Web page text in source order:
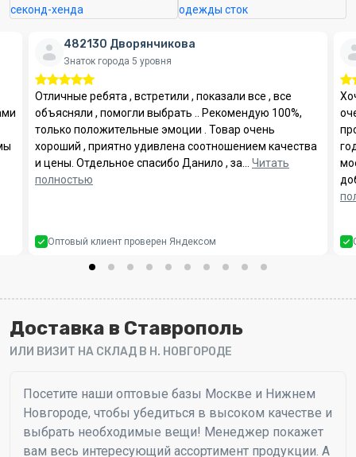
482130 Дворянчикова
Знаток города 5 уровня
Отличные ребята , встретили , показали все , все
объясняли , помогли выбрать .. Рекомендую 100%,
только положительные эмоции . Товар очень
хороший , приятно удивлена соотношением качества
и цены. Отдельное спасибо Данило , за… Читать
полностью
Оптовый клиент проверен Яндексом
Доставка в Ставрополь
ИЛИ ВИЗИТ НА СКЛАД В Н. НОВГОРОДЕ
Посетите наши оптовые базы Москве и Нижнем
Новгороде, чтобы убедиться в высоком качестве и
выбрать необходимые вещи! Менеджер покажет
вам весь интересующий ассортимент продукции. А